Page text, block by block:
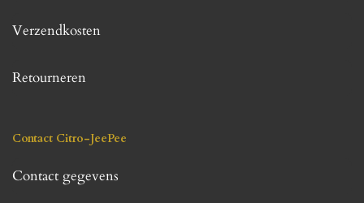
Verzendkosten
Retourneren
Contact Citro-JeePee
Contact gegevens